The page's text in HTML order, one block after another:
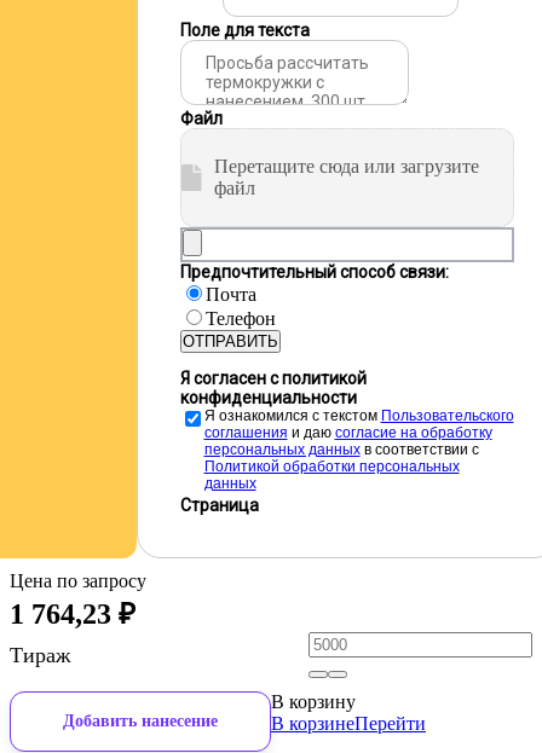
Поле для текста
Файл
Перетащите сюда или загрузите
файл
Предпочтительный способ связи:
Почта
Телефон
ОТПРАВИТЬ
Я согласен с политикой
конфиденциальности
Я ознакомился с текстом Пользовательского
соглашения и даю cогласие на обработку
персональных данныхв соответствии с
Политикой обработки персональных
данных
Страница
Цена по запросу
1 764,23 ₽
Тираж
Добавить нанесение
В корзину
В корзинеПерейти